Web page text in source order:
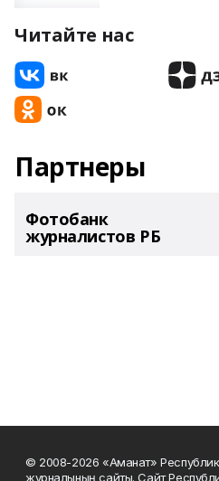
Читайте нас
Партнеры
Фотобанк
журналистов РБ
© 2008-2026 «Аманат»
журналының сайты. Сайт